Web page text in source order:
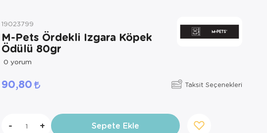
19023799
M-Pets Ördekli Izgara Köpek
Ödülü 80gr
0 yorum
90,80 Taksit Seçenekleri
- + Sepete Ekle